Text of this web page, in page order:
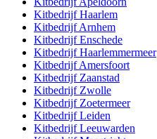
KitbedrijfHaarlem
KitbedrijfArnhem
KitbedrijfEnschede
KitbedrijfHaarlemmermeer
KitbedrijfAmersfoort
Kitbedrijf Zaanstad
Kitbedrijf Zwolle
Kitbedrijf Zoetermeer
KitbedrijfLeiden
KitbedrijfLeeuwarden